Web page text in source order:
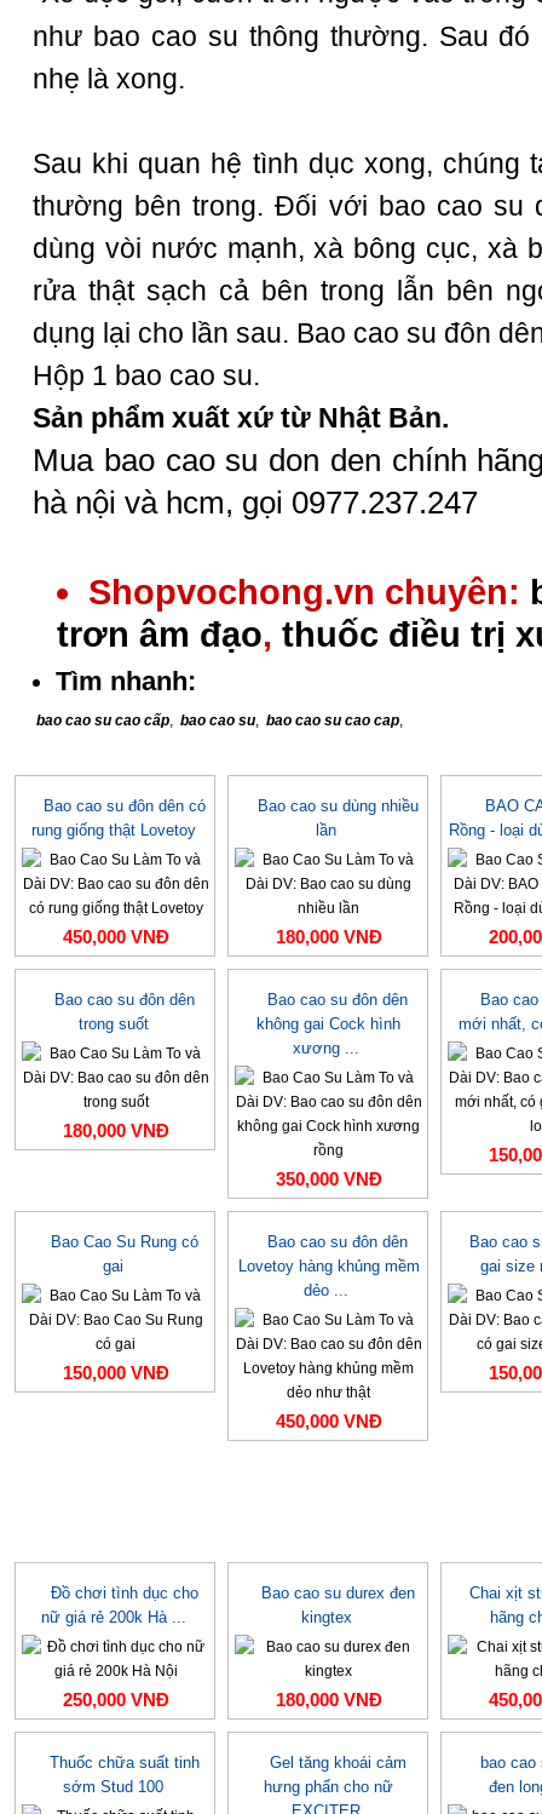
như bao cao su thông thường. Sau
nhẹ là xong.
Sau khi quan hệ tình dục xong, chúng
thường bên trong. Đối với bao cao su
dùng vòi nước mạnh, xà bông cục, xà
rửa thật sạch cả bên trong lẫn bên
dụng lại cho lần sau. Bao cao su đôn
Hộp 1 bao cao su.
Sản phẩm xuất xứ từ Nhật Bản.
Mua bao cao su don den chính
hà nội và hcm, gọi 0977.237.247
Shopvochong.vn chuyên:
trơn âm đạo, thuốc điều trị
Tìm nhanh:
bao cao su cao cấp, bao cao su, bao cao su cao cap,
Bao cao su đôn dên có
rung giống thật Lovetoy
450,000 VNĐ
Bao cao su dùng nhiều
lần
180,000 VNĐ
BAO
Rồng - loại
Bao cao su đôn dên
trong suốt
180,000 VNĐ
Bao cao su đôn dên
không gai Cock hình
xương ...
350,000 VNĐ
Bao
mới nhất,
Bao Cao Su Rung có
gai
150,000 VNĐ
Bao cao su đôn dên
Lovetoy hàng khủng mềm
dẻo ...
450,000 VNĐ
Bao cao
gai size
Đồ chơi tình dục cho
nữ giá rẻ 200k Hà ...
250,000 VNĐ
Bao cao su durex đen
kingtex
180,000 VNĐ
Chai xịt
hãng
Thuốc chữa suất tinh
sớm Stud 100
Gel tăng khoái cảm
hưng phấn cho nữ
bao
đen